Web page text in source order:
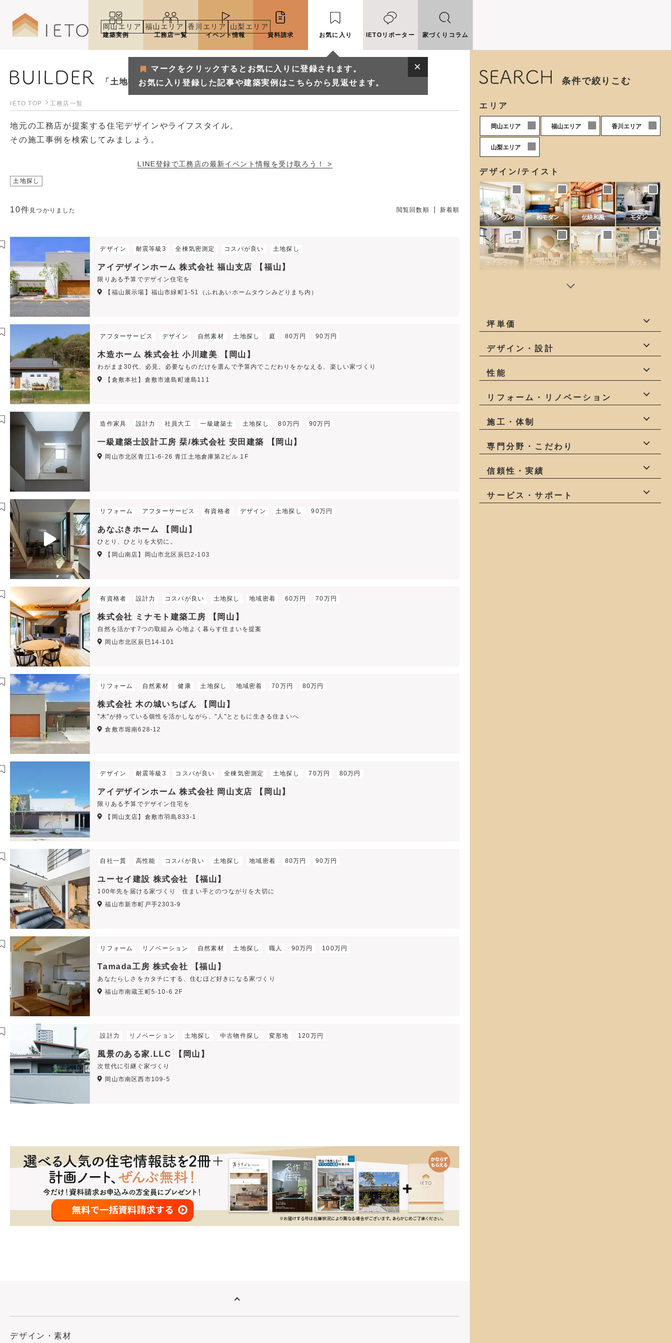
岡山エリア 福山エリア 香川エリア 山梨エリア
建築実例 工務店一覧 イベント情報 資料請求 お気に入り
マークをクリックするとお気に入りに登録されます。
お気に入り登録した記事や建築実例はこちらから見返せます。
IETOリポーター 家づくりコラム
「土地探し」で見つける工務店一覧
IETO TOP 工務店一覧
地元の工務店が提案する住宅デザインやライフスタイル。
その施工事例を検索してみましょう。
LINE登録で工務店の最新イベント情報を受け取ろう！ >
土地探し
10件 見つかりました 閲覧回数順 新着順
デザイン 耐震等級3 全棟気密測定 コスパが良い 土地探し
アイデザインホーム 株式会社 福山支店 【福山】
限りある予算でデザイン住宅を
【福山展示場】福山市緑町1-51（ふれあいホームタウンみどりまち内）
アフターサービス デザイン 自然素材 土地探し 庭 80万円 90万円
木造ホーム 株式会社 小川建美 【岡山】
わがまま30代、必見。必要なものだけを選んで予算内でこだわりをかなえる、楽しい家づくり
【倉敷本社】倉敷市連島町連島111
造作家具 設計力 社員大工 一級建築士 土地探し 80万円 90万円
一級建築士設計工房 栞/株式会社 安田建築 【岡山】
岡山市北区青江1-6-26 青江土地倉庫第2ビル 1F
リフォーム アフターサービス 有資格者 デザイン 土地探し 90万円
あなぶきホーム 【岡山】
ひとり、ひとりを大切に。
【岡山南店】岡山市北区辰巳2-103
有資格者 設計力 コスパが良い 土地探し 地域密着 60万円 70万円
株式会社 ミナモト建築工房 【岡山】
自然を活かす7つの取組み 心地よく暮らす住まいを提案
岡山市北区辰巳14-101
リフォーム 自然素材 健康 土地探し 地域密着 70万円 80万円
株式会社 木の城いちばん 【岡山】
"木"が持っている個性を活かしながら、"人"とともに生きる住まいへ
倉敷市堀南628-12
デザイン 耐震等級3 コスパが良い 全棟気密測定 土地探し 70万円 80万円
アイデザインホーム 株式会社 岡山支店 【岡山】
限りある予算でデザイン住宅を
【岡山支店】倉敷市羽島833-1
自社一貫 高性能 コスパが良い 土地探し 地域密着 80万円 90万円
ユーセイ建設 株式会社 【福山】
100年先を届ける家づくり 住まい手とのつながりを大切に
福山市新市町戸手2303-9
リフォーム リノベーション 自然素材 土地探し 職人 90万円 100万円
Tamada工房 株式会社 【福山】
あなたらしさをカタチにする、住むほど好きになる家づくり
福山市南蔵王町5-10-6 2F
設計力 リノベーション 土地探し 中古物件探し 変形地 120万円
風景のある家.LLC 【岡山】
次世代に引継ぐ家づくり
岡山市南区西市109-5
条件で絞りこむ
エリア
岡山エリア 福山エリア 香川エリア
山梨エリア
デザイン/テイスト
シンプル 和モダン 伝統和風 モダン
ホテルライク JAPANDI ナチュラル カフェ
坪単価
50万円以下
デザイン・設計
デザイン
性能
高性能 耐震等級3 全棟気密測定
リフォーム・リノベーション
リフォーム
施工・体制
自社一貫 少人数
専門分野・こだわり
造作家具
信頼性・実績
有資格者 受賞有 創業50年以上
サービス・サポート
デザイン・素材